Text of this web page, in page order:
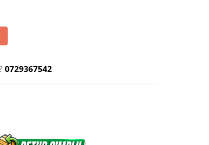
0729367542